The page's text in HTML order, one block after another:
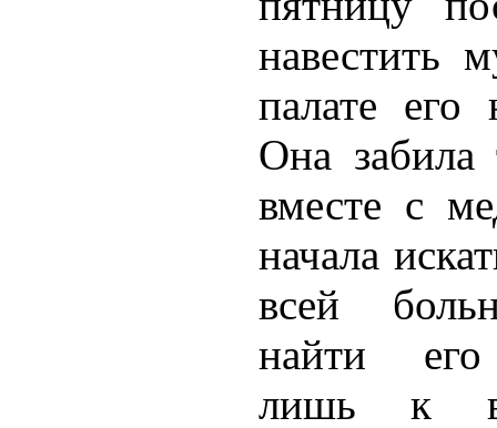
навестить
палате его
Она забила
вместе с
начала
всей
найти
лишь к